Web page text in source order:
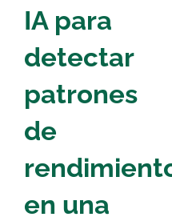
IA para
detectar
patrones
de
en una